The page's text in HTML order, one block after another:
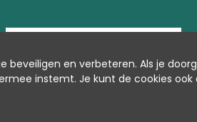
beveiligen en verbeteren. Als je
instemt. Je kunt de cookies